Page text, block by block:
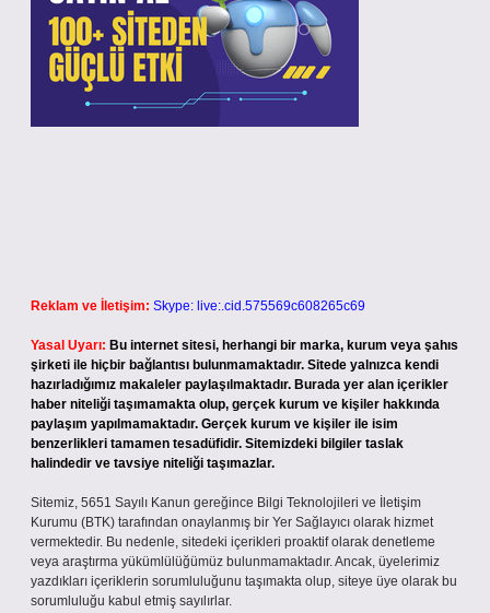
Reklam ve İletişim: Skype: live:.cid.575569c608265c69
Yasal Uyarı: Bu internet sitesi, herhangi bir marka, kurum veya şahıs
şirketi ile hiçbir bağlantısı bulunmamaktadır. Sitede yalnızca kendi
hazırladığımız makaleler paylaşılmaktadır. Burada yer alan içerikler
haber niteliği taşımamakta olup, gerçek kurum ve kişiler hakkında
paylaşım yapılmamaktadır. Gerçek kurum ve kişiler ile isim
benzerlikleri tamamen tesadüfidir. Sitemizdeki bilgiler taslak
halindedir ve tavsiye niteliği taşımazlar.
Sitemiz, 5651 Sayılı Kanun gereğince Bilgi Teknolojileri ve İletişim
Kurumu (BTK) tarafından onaylanmış bir Yer Sağlayıcı olarak hizmet
vermektedir. Bu nedenle, sitedeki içerikleri proaktif olarak denetleme
veya araştırma yükümlülüğümüz bulunmamaktadır. Ancak, üyelerimiz
yazdıkları içeriklerin sorumluluğunu taşımakta olup, siteye üye olarak bu
sorumluluğu kabul etmiş sayılırlar.